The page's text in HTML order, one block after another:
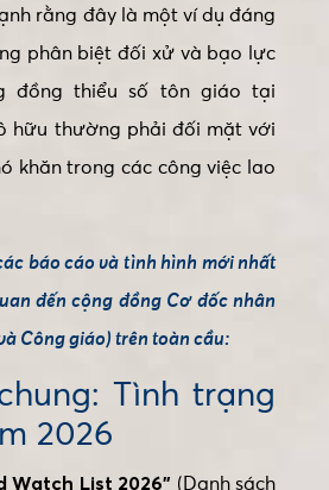
rằng đây là một ví dụ đáng
phân biệt đối xử và bạo lực
đồng thiểu số tôn giáo tại
hữu thường phải đối mặt với
khăn trong các công việc lao
báo cáo và tình hình mới nhất
đến cộng đồng Cơ đốc nhân
Công giáo) trên toàn cầu:
Tình trạng
2026
Watch List 2026” (Danh sách